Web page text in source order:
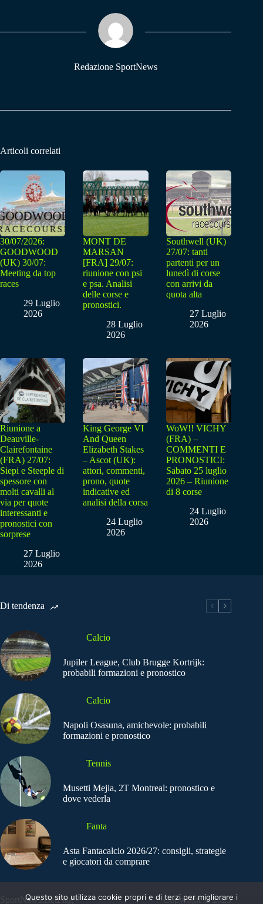
pp m
Redazione SportNews
Articoli correlati
30/07/2026:
GOODWOOD
(UK) 30/07:
Meeting da top
races
29 Luglio
2026
MONT DE
MARSAN
[FRA] 29/07:
riunione con psi
e psa. Analisi
delle corse e
pronostici.
28 Luglio
2026
Southwell (UK)
27/07: tanti
partenti per un
lunedì di corse
con arrivi da
quota alta
27 Luglio
2026
Riunione a
Deauville-
Clairefontaine
(FRA) 27/07:
Siepi e Steeple di
spessore con
molti cavalli al
via per quote
interessanti e
pronostici con
sorprese
27 Luglio
2026
King George VI
And Queen
Elizabeth Stakes
– Ascot (UK):
attori, commenti,
prono, quote
indicative ed
analisi della corsa
24 Luglio
2026
WoW!! VICHY
(FRA) –
COMMENTI E
PRONOSTICI:
Sabato 25 luglio
2026 – Riunione
di 8 corse
24 Luglio
2026
Di tendenza
Calcio
Jupiler League, Club Brugge Kortrijk:
probabili formazioni e pronostico
Calcio
Napoli Osasuna, amichevole: probabili
formazioni e pronostico
Tennis
Musetti Mejia, 2T Montreal: pronostico e
dove vederla
Fanta
Asta Fantacalcio 2026/27: consigli, strategie
e giocatori da comprare
SportNews.BetFlag - Copyright © 2025
Questo sito utilizza cookie propri e di terzi per migliorare i